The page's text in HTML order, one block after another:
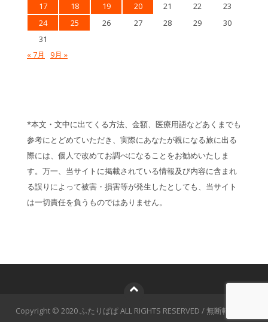
17
18 19 20 21 22
23
24
25 26 27 28 29
30
31
« 7月
9月 »
*本文・文中に出てくる方法、金額、医療用語などあくまでも
参考にとどめていただき、実際にあなたが親になる旅に出る
際には、個人で改めてお調べになることをお勧めいたしま
す。万一、当サイトに掲載されている情報及び内容に含まれ
る誤りによって被害・損害等が発生したとしても、当サイト
は一切責任を負うものではありません。
Copyright © 2020 ふたりぱぱ ALL RIGHTS RESERVED / 無断転載禁止